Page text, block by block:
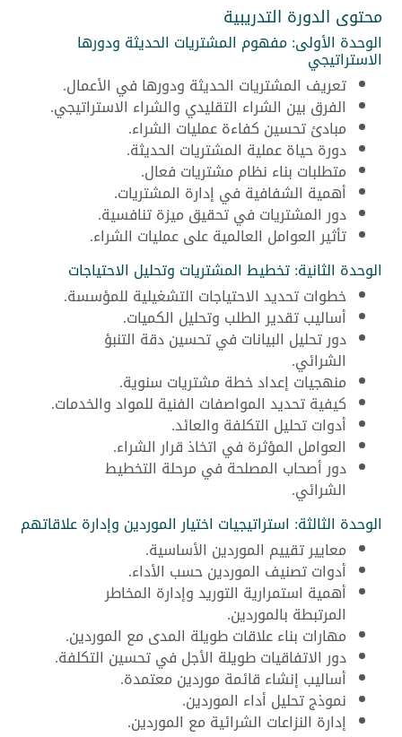
محتوى الدورة التدريبية
الوحدة الأولى: مفهوم المشتريات الحديثة ودورها
الاستراتيجي
تعريف المشتريات الحديثة ودورها في الأعمال.
الفرق بين الشراء التقليدي والشراء الاستراتيجي.
مبادئ تحسين كفاءة عمليات الشراء.
دورة حياة عملية المشتريات الحديثة.
متطلبات بناء نظام مشتريات فعال.
أهمية الشفافية في إدارة المشتريات.
دور المشتريات في تحقيق ميزة تنافسية.
تأثير العوامل العالمية على عمليات الشراء.
الوحدة الثانية: تخطيط المشتريات وتحليل الاحتياجات
خطوات تحديد الاحتياجات التشغيلية للمؤسسة.
أساليب تقدير الطلب وتحليل الكميات.
دور تحليل البيانات في تحسين دقة التنبؤ
الشرائي.
منهجيات إعداد خطة مشتريات سنوية.
كيفية تحديد المواصفات الفنية للمواد والخدمات.
أدوات تحليل التكلفة والعائد.
العوامل المؤثرة في اتخاذ قرار الشراء.
دور أصحاب المصلحة في مرحلة التخطيط
الشرائي.
الوحدة الثالثة: استراتيجيات اختيار الموردين وإدارة علاقاتهم
معايير تقييم الموردين الأساسية.
أدوات تصنيف الموردين حسب الأداء.
أهمية استمرارية التوريد وإدارة المخاطر
المرتبطة بالموردين.
مهارات بناء علاقات طويلة المدى مع الموردين.
دور الاتفاقيات طويلة الأجل في تحسين التكلفة.
أساليب إنشاء قائمة موردين معتمدة.
نموذج تحليل أداء الموردين.
إدارة النزاعات الشرائية مع الموردين.